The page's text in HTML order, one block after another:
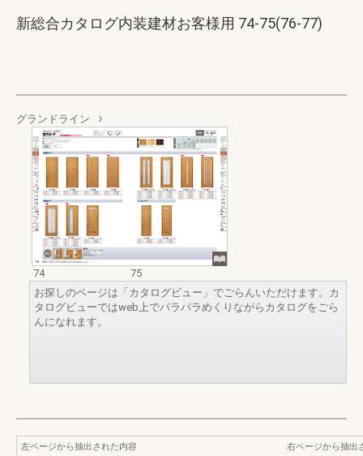
新総合カタログ内装建材お客様用 74-75(76-77)
グランドライン
74
75
お探しのページは「カタログビュー」でごらんいただけます。カ
タログビューではweb上でパラパラめくりながらカタログをごら
んになれます。
左ページから抽出された内容
右ページから抽出